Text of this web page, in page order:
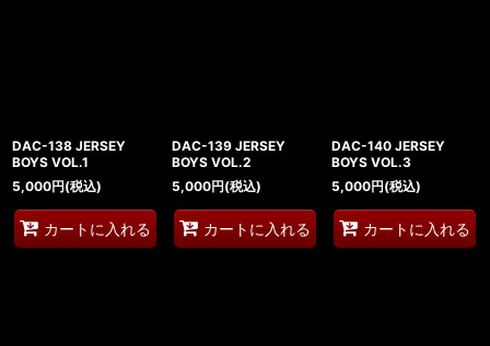
DAC-138 JERSEY
BOYS VOL.1
5,000円(税込)
カートに入れる
DAC-139 JERSEY
BOYS VOL.2
5,000円(税込)
カートに入れる
DAC-140 JERSEY
BOYS VOL.3
5,000円(税込)
カートに入れる